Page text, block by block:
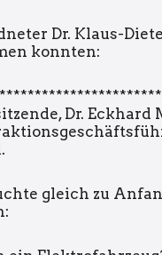
Dr. Klaus-
konnten:
Dr.
gleich zu